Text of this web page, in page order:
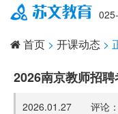
首页 > 开课动态 >
2026南京教师招
2026.01.27 评论：